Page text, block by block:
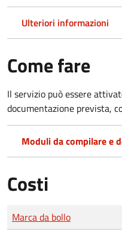
Ulteriori informazioni
Come fare
Il servizio può essere
documentazione prevista,
Moduli da compilare e
Costi
Tipo di pagamento
Importo
Marca da bollo